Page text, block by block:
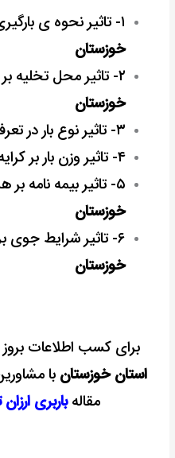
۱- تاثیر نحوه ی بارگیری بر کرایه
خوزستان
۲- تاثیر محل تخلیه بر هزینه
خوزستان
۳- تاثیر نوع بار در تعرفه
۴- تاثیر وزن بار بر کرایه بر
۵- تاثیر بیمه نامه بر هزینه
خوزستان
۶- تاثیر شرایط جوی بر کرایه
خوزستان
برای کسب اطلاعات
استان خوزستان با
مقالهباربری